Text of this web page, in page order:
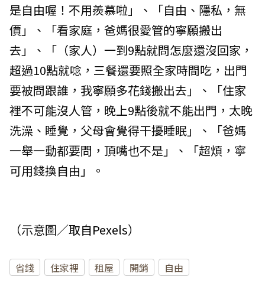
是自由喔！不用羨慕啦」、「自由、隱私，無
價」、「看家庭，爸媽很愛管的寧願搬出
去」、「（家人）一到9點就問怎麼還沒回家，
超過10點就唸，三餐還要照全家時間吃，出門
要被問跟誰，我寧願多花錢搬出去」、「住家
裡不可能沒人管，晚上9點後就不能出門，太晚
洗澡、睡覺，父母會覺得干擾睡眠」、「爸媽
一舉一動都要問，頂嘴也不是」、「超煩，寧
可用錢換自由」。
（示意圖／取自Pexels）
省錢 住家裡 租屋 開銷 自由